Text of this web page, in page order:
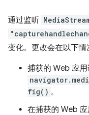
通过监听
变化。更改会在以下情
捕获的 Web 应用
fig() 。
在捕获的 Web